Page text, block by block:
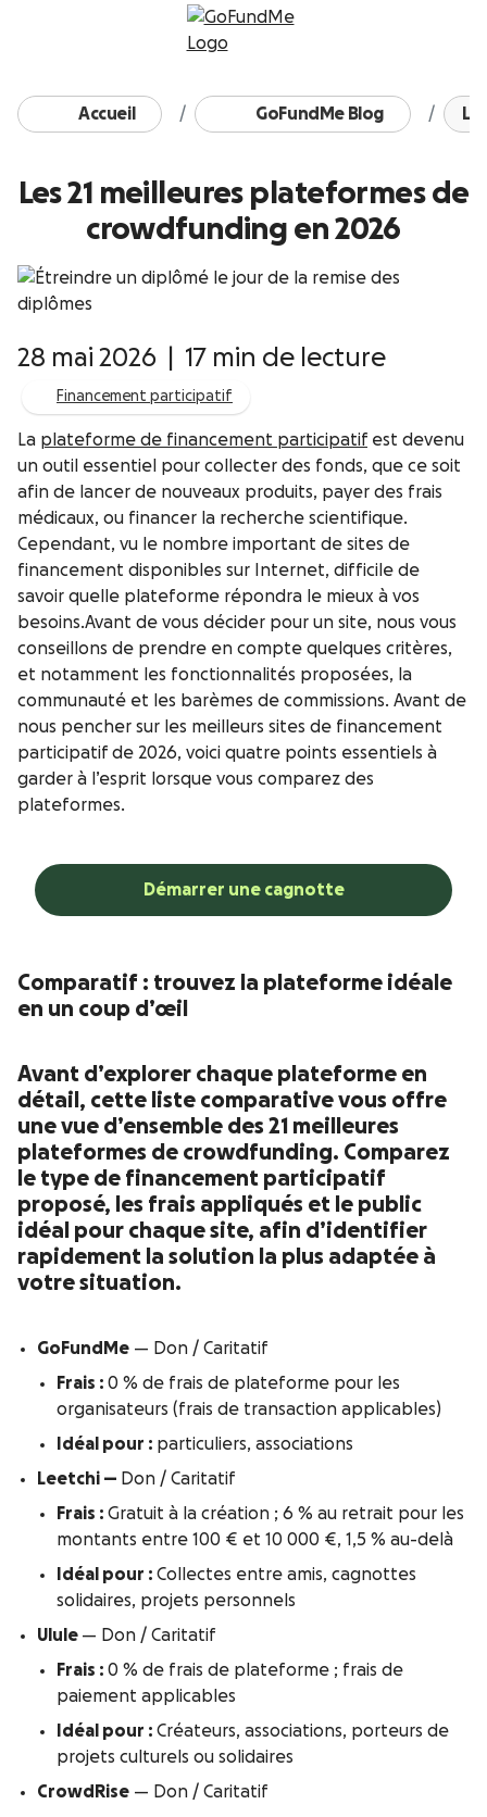
Passer au contenu
Accueil GoFundMe Blog
Les 21 meilleures plateformes de
crowdfunding en 2026
28 mai 2026 17 min de lecture
Financement participatif
La plateforme de financement participatif est devenu
un outil essentiel pour collecter des fonds, que ce soit
afin de lancer de nouveaux produits, payer des frais
médicaux, ou financer la recherche scientifique.
Cependant, vu le nombre important de sites de
financement disponibles sur Internet, difficile de
savoir quelle plateforme répondra le mieux à vos
besoins.Avant de vous décider pour un site, nous vous
conseillons de prendre en compte quelques critères,
et notamment les fonctionnalités proposées, la
communauté et les barèmes de commissions. Avant de
nous pencher sur les meilleurs sites de financement
participatif de 2026, voici quatre points essentiels à
garder à l’esprit lorsque vous comparez des
plateformes.
Démarrer une cagnotte
Comparatif : trouvez la plateforme idéale
en un coup d’œil
Avant d’explorer chaque plateforme en
détail, cette liste comparative vous offre
une vue d’ensemble des 21 meilleures
plateformes de crowdfunding. Comparez
le type de financement participatif
proposé, les frais appliqués et le public
idéal pour chaque site, afin d’identifier
rapidement la solution la plus adaptée à
votre situation.
GoFundMe — Don / Caritatif
Frais : 0 % de frais de plateforme pour les
organisateurs (frais de transaction applicables)
Idéal pour : particuliers, associations
Leetchi — Don / Caritatif
Frais : Gratuit à la création ; 6 % au retrait pour les
montants entre 100 € et 10 000 €, 1,5 % au-delà
Idéal pour : Collectes entre amis, cagnottes
solidaires, projets personnels
Ulule — Don / Caritatif
Frais : 0 % de frais de plateforme ; frais de
paiement applicables
Idéal pour : Créateurs, associations, porteurs de
projets culturels ou solidaires
CrowdRise — Don / Caritatif